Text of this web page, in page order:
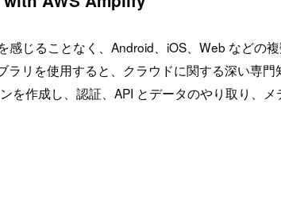
じることなく、Android、iOS、Web などの
リを使用すると、クラウドに関する深い専
作成し、認証、API とデータのやり取り、